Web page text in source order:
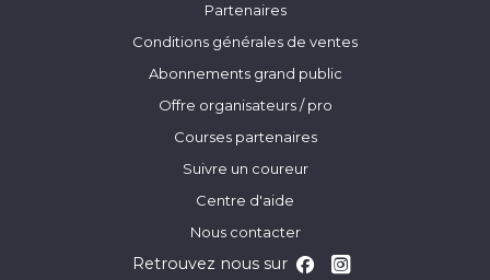
Partenaires
Conditions générales de ventes
Abonnements grand public
Offre organisateurs / pro
Courses partenaires
Suivre un coureur
Centre d'aide
Nous contacter
Retrouvez nous sur